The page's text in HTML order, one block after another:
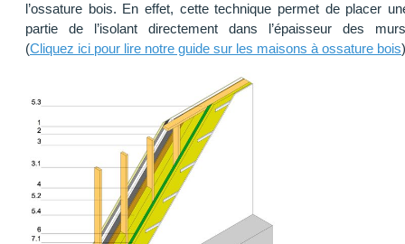
l’ossature bois. En effet, cette technique permet de placer
partie de l’isolant directement dans l’épaisseur des
(Cliquez ici pour lire notre guide sur les maisons à ossature bois